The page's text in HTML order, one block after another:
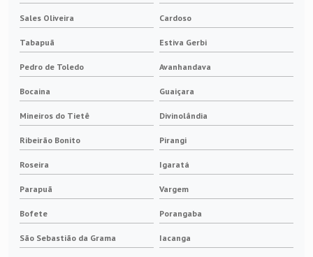
Sales Oliveira Cardoso
Tabapuã Estiva Gerbi
Pedro de Toledo Avanhandava
Bocaina Guaiçara
Mineiros do Tietê Divinolândia
Ribeirão Bonito Pirangi
Roseira Igaratá
Parapuã Vargem
Bofete Porangaba
São Sebastião da Grama Iacanga